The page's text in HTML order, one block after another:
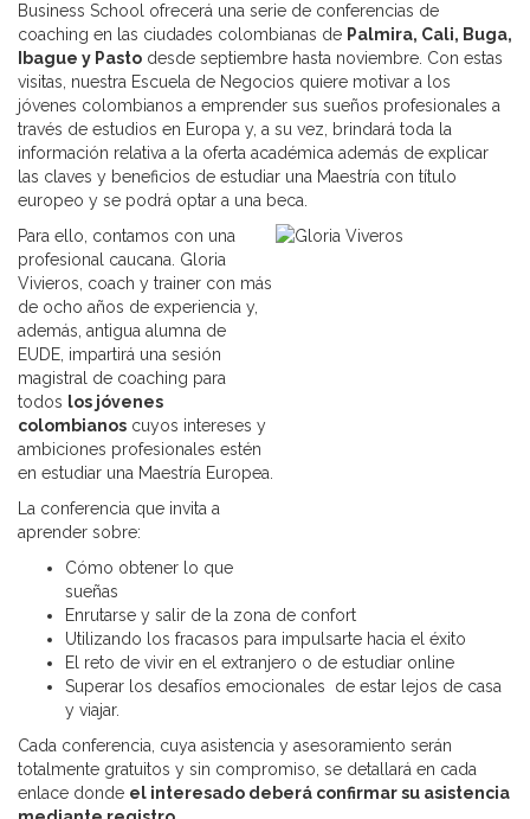
Business School ofrecerá una serie de conferencias de
coaching en las ciudades colombianas de Palmira, Cali, Buga,
Ibague y Pasto desde septiembre hasta noviembre. Con estas
visitas, nuestra Escuela de Negocios quiere motivar a los
jóvenes colombianos a emprender sus sueños profesionales a
través de estudios en Europa y, a su vez, brindará toda la
información relativa a la oferta académica además de explicar
las claves y beneficios de estudiar una Maestría con título
europeo y se podrá optar a una beca.
Para ello, contamos con una
profesional caucana. Gloria
Vivieros, coach y trainer con más
de ocho años de experiencia y,
además, antigua alumna de
EUDE, impartirá una sesión
magistral de coaching para
todos los jóvenes
colombianos cuyos intereses y
ambiciones profesionales estén
en estudiar una Maestría Europea.
La conferencia que invita a
aprender sobre:
Cómo obtener lo que
sueñas
Enrutarse y salir de la zona de confort
Utilizando los fracasos para impulsarte hacia el éxito
El reto de vivir en el extranjero o de estudiar online
Superar los desafíos emocionales de estar lejos de casa
y viajar.
Cada conferencia, cuya asistencia y asesoramiento serán
totalmente gratuitos y sin compromiso, se detallará en cada
enlace donde el interesado deberá confirmar su asistencia